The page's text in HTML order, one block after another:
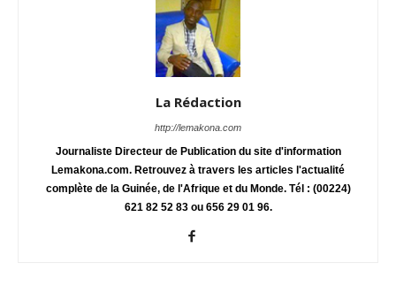
La Rédaction
http://lemakona.com
Journaliste Directeur de Publication du site d'information
Lemakona.com. Retrouvez à travers les articles l'actualité
complète de la Guinée, de l'Afrique et du Monde. Tél : (00224)
621 82 52 83 ou 656 29 01 96.